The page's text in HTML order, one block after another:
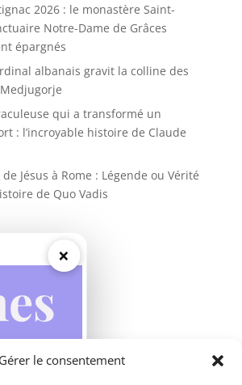
Gérer le consentement
2026 : le monastère Saint-
Notre-Dame de Grâces
épargnés
albanais gravit la colline des
qui a transformé un
: l’incroyable histoire de Claude
Jésus à Rome : Légende ou Vérité
de Quo Vadis
×